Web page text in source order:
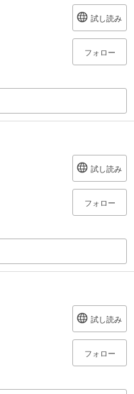
試し読み
フォロー
試し読み
フォロー
試し読み
フォロー